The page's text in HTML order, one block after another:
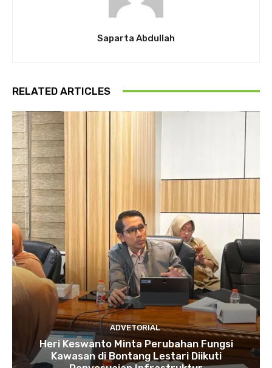
Saparta Abdullah
RELATED ARTICLES
ADVETORIAL
Heri Keswanto Minta Perubahan Fungsi
Kawasan di Bontang Lestari Diikuti